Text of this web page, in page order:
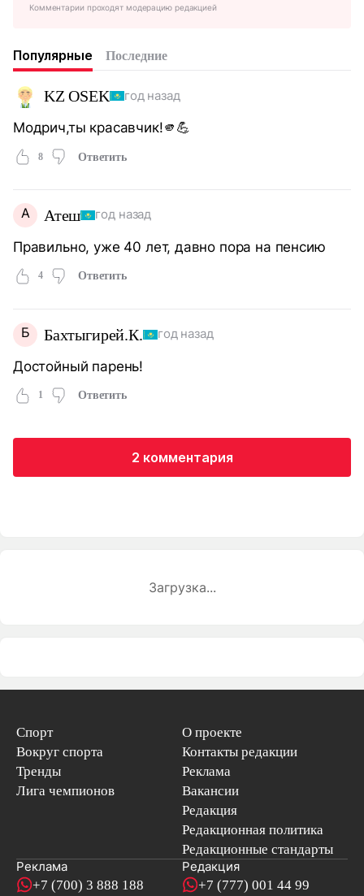
Комментарии проходят модерацию редакцией
Популярные Последние
KZ OSEK год назад
Модрич,ты красавчик!🫵💪
8 Ответить
А Атеш год назад
Правильно, уже 40 лет, давно пора на пенсию
4 Ответить
Б Бахтыгирей.К. год назад
Достойный парень!
1 Ответить
2 комментария
Загрузка...
Спорт
Вокруг спорта
Тренды
Лига чемпионов
О проекте
Контакты редакции
Реклама
Вакансии
Редакция
Редакционная политика
Редакционные стандарты
Реклама
+7 (700) 3 888 188
Редакция
+7 (777) 001 44 99